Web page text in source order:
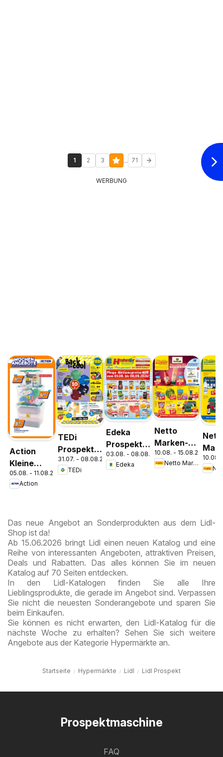
1 2 3 ... 71
WERBUNG
Action
Kleine
Preise,
große
05.08. - 11.08.2026
Action
TEDi
Prospekt
Bremen
31.07. - 08.08.2026
TEDi
Edeka
Prospekt
Parchim
03.08. - 08.08.2026
Edeka
Netto
Marken-
Discount
Prospekt
10.08. - 15.08.2026
Netto Marken-Discount
10.08.
Das neue Angebot an Sonderprodukten aus dem Lidl-
Shop ist da!
Ab 15.06.2026 bringt Lidl einen neuen Katalog und eine
Reihe von interessanten Angeboten, attraktiven Preisen,
Deals und Rabatten. Das alles können Sie im neuen
Katalog auf 70 Seiten entdecken.
In den Lidl-Katalogen finden Sie alle Ihre
Lieblingsprodukte, die gerade im Angebot sind. Verpassen
Sie nicht die neuesten Sonderangebote und sparen Sie
beim Einkaufen.
Sie können es nicht erwarten, den Lidl-Katalog für die
nächste Woche zu erhalten? Sehen Sie sich weitere
Angebote aus der Kategorie Hypermärkte an.
Startseite Hypermärkte Lidl Lidl Prospekt
Prospektmaschine
FAQ